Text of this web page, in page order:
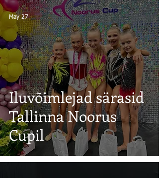
Iluvõimlejad särasid
Tallinna Noorus
Cupil
May 27